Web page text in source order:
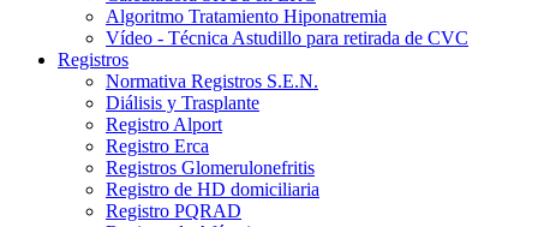
Algoritmo Tratamiento Hiponatremia
Vídeo - Técnica Astudillo para retirada de CVC
Registros
Normativa Registros S.E.N.
Diálisis y Trasplante
Registro Alport
Registro Erca
Registros Glomerulonefritis
Registro de HD domiciliaria
Registro PQRAD